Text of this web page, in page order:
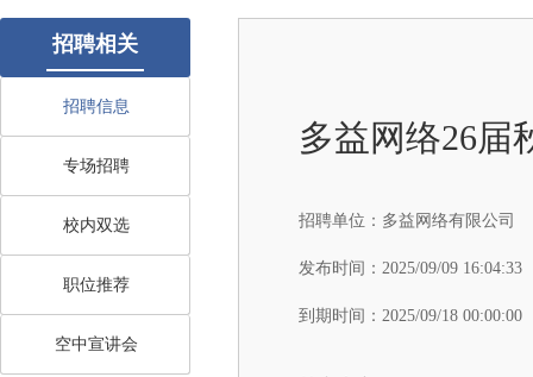
招聘相关
招聘信息
专场招聘
校内双选
职位推荐
空中宣讲会
多益网络26届
招聘单位： 多益网络有限公司
发布时间： 2025/09/09 16:04:33
到期时间： 2025/09/18 00:00:00